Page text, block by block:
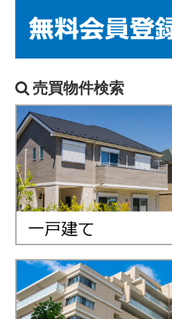
売買物件検索